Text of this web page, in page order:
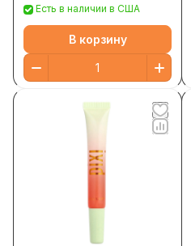
Есть в наличии в США
В корзину